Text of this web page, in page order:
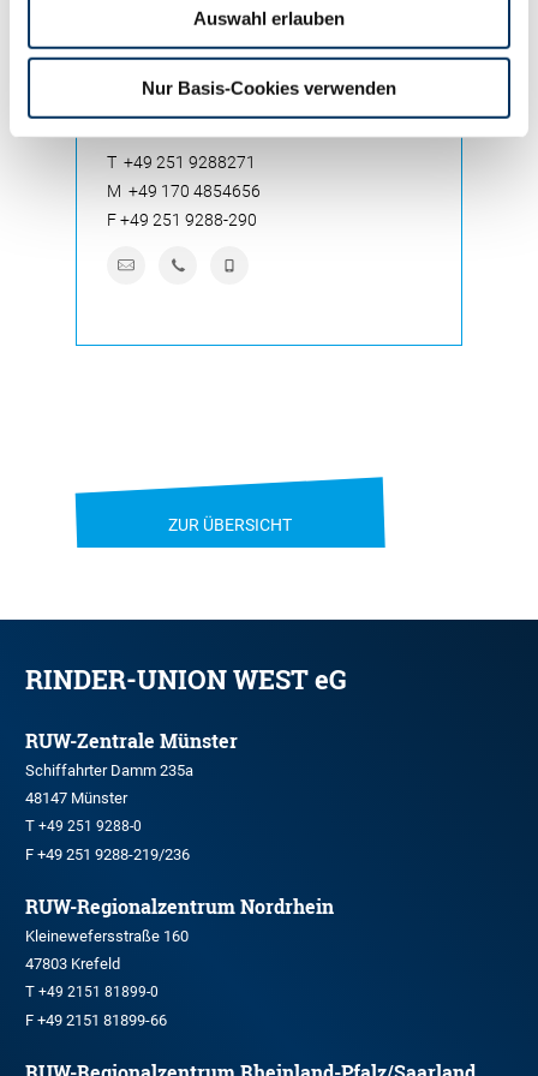
Auswahl erlauben
Nur Basis-Cookies verwenden
ANDRÉ HARWERTH
Nutzviehauktion und -vermarktung (WL)
T +49 251 9288271
M +49 170 4854656
F+49 251 9288-290
ZUR ÜBERSICHT
RINDER-UNION WEST eG
RUW-Zentrale Münster
Schiffahrter Damm 235a
48147 Münster
T +49 251 9288-0
F +49 251 9288-219/236
RUW-Regionalzentrum Nordrhein
Kleinewefersstraße 160
47803 Krefeld
T +49 2151 81899-0
F +49 2151 81899-66